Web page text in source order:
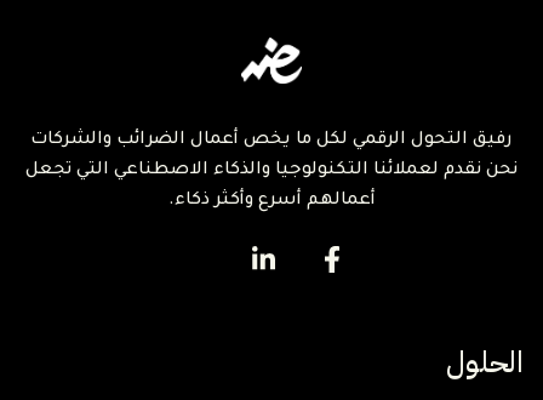
رفيق التحول الرقمي لكل ما يخص أعمال الضرائب والشركات
نحن نقدم لعملائنا التكنولوجيا والذكاء الاصطناعي التي تجعل
أعمالهم أسرع وأكثر ذكاء.
الحلول